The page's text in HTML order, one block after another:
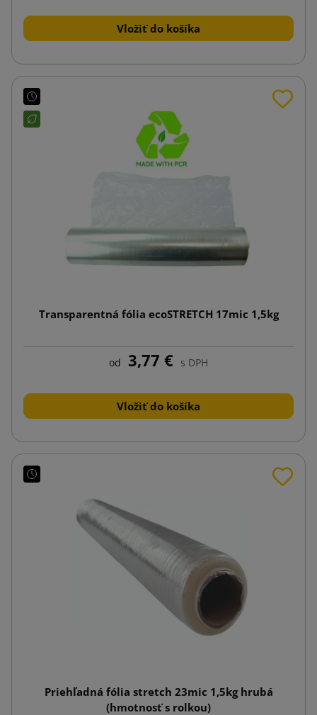
Vložiť do košíka
Transparentná fólia ecoSTRETCH 17mic 1,5kg
od 3,77 € s DPH
Vložiť do košíka
Priehľadná fólia stretch 23mic 1,5kg hrubá
(hmotnosť s rolkou)